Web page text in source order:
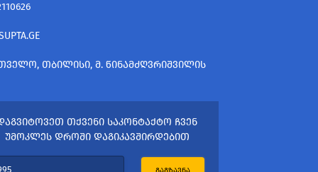
ᲗᲑᲘᲚᲘᲡᲘ, Მ. ᲬᲘᲜᲐᲛᲫᲦᲕᲠᲘᲨᲕᲘᲚᲘᲡ
ᲗᲥᲕᲔᲜᲘ ᲡᲐᲙᲝᲜᲢᲐᲥᲢᲝ ᲩᲕᲔᲜ
ᲣᲛᲝᲙᲚᲔᲡ ᲓᲠᲝᲨᲘ ᲓᲐᲒᲘᲙᲐᲕᲨᲘᲠᲓᲔᲑᲘᲗ
ᲒᲐᲒᲖᲐᲕᲜᲐ